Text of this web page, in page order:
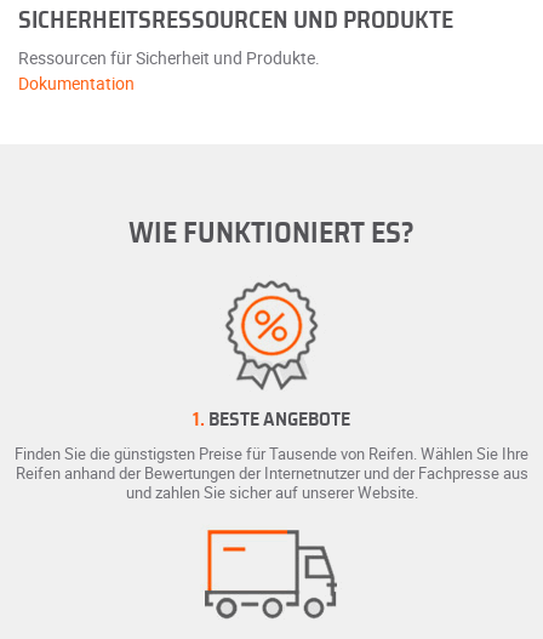
SICHERHEITSRESSOURCEN UND PRODUKTE
Ressourcen für Sicherheit und Produkte.
Dokumentation
WIE FUNKTIONIERT ES?
1. BESTE ANGEBOTE
Finden Sie die günstigsten Preise für Tausende von Reifen. Wählen Sie Ihre
Reifen anhand der Bewertungen der Internetnutzer und der Fachpresse aus
und zahlen Sie sicher auf unserer Website.